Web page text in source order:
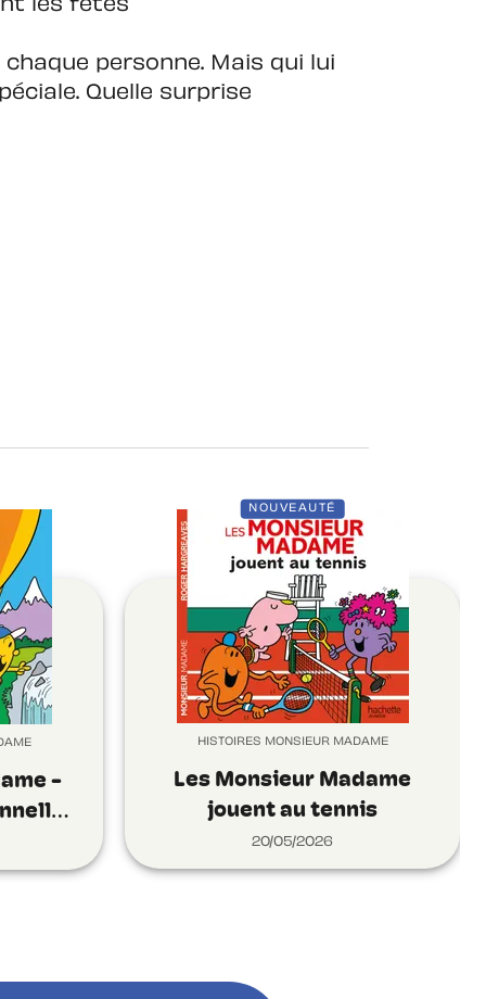
les fêtes
personne. Mais qui lui
Quelle surprise
-
NOUVEAUTÉ
HISTOIRES MONSIEUR MADAME
Les Monsieur Madame
jouent au tennis
20/05/2026